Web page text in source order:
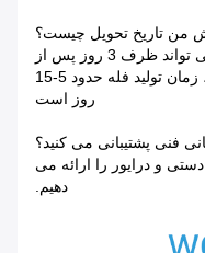
پاسخ: بیشتر محصول در انبار است و می تواند ظرف 3 روز پس از
دریافت وجه برای شما ارسال شود ، زمان تولید فله حدود 5-15
روز است
و درایور را ارائه می
دهیم.